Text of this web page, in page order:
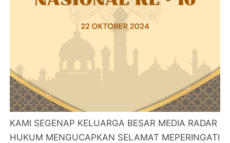
KAMI SEGENAP KELUARGA BESAR MEDIA RADAR
HUKUM MENGUCAPKAN SELAMAT MEPERINGATI